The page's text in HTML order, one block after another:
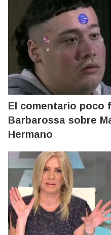
El comentario poco
Barbarossa sobre
Hermano